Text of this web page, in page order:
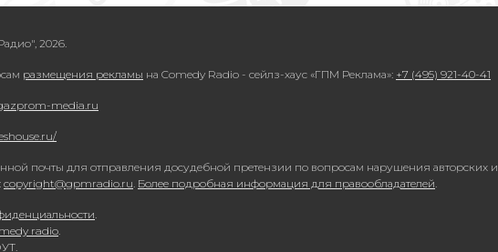
2026.
размещения рекламы на Comedy Radio - сейлз-хаус «ГПМ Реклама»: +7 (495) 921-40-41
media.ru
почты для отправления досудебной претензии по вопросам нарушения авторских и
copyright@gpmradio.ru. Более подробная информация для правообладателей.
.
radio.
.